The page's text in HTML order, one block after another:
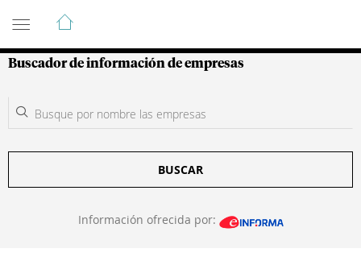
Guía de Empresas Colombianas
Buscador de información de empresas
BUSCAR
Información ofrecida por: